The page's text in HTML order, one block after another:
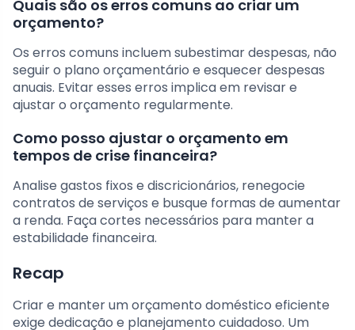
Quais são os erros comuns ao criar um
orçamento?
Os erros comuns incluem subestimar despesas, não
seguir o plano orçamentário e esquecer despesas
anuais. Evitar esses erros implica em revisar e
ajustar o orçamento regularmente.
Como posso ajustar o orçamento em
tempos de crise financeira?
Analise gastos fixos e discricionários, renegocie
contratos de serviços e busque formas de aumentar
a renda. Faça cortes necessários para manter a
estabilidade financeira.
Recap
Criar e manter um orçamento doméstico eficiente
exige dedicação e planejamento cuidadoso. Um